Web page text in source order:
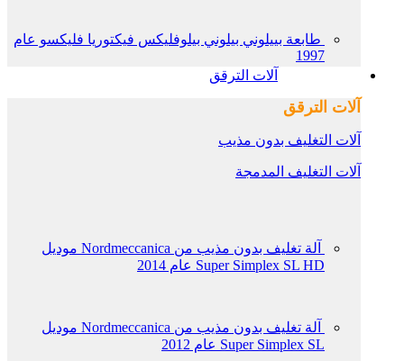
طابعة بييلوني بيلوني بيلوفليكس فيكتوريا فليكسو عام
1997
آلات الترقق
آلات الترقق
آلات التغليف بدون مذيب
آلات التغليف المدمجة
آلة تغليف بدون مذيب من Nordmeccanica موديل
Super Simplex SL HD عام 2014
آلة تغليف بدون مذيب من Nordmeccanica موديل
Super Simplex SL عام 2012